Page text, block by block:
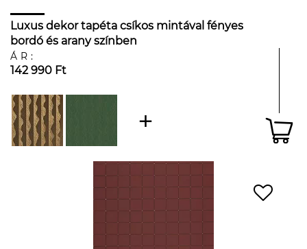
Luxus dekor tapéta csíkos mintával fényes
bordó és arany színben
ÁR:
142 990 Ft